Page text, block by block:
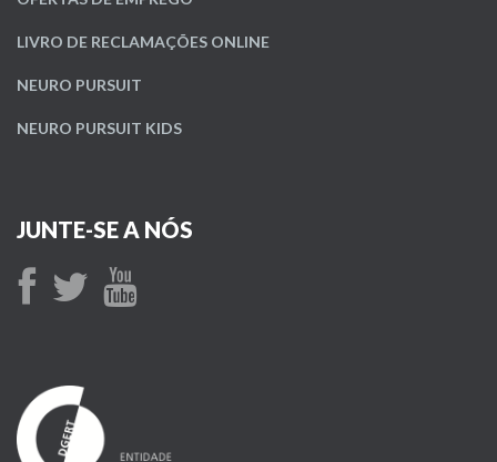
LIVRO DE RECLAMAÇÕES ONLINE
NEURO PURSUIT
NEURO PURSUIT KIDS
JUNTE-SE A NÓS